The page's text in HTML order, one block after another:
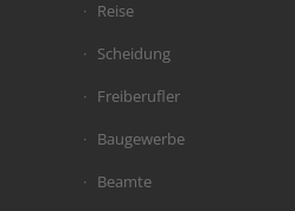
Reise
Scheidung
Freiberufler
Baugewerbe
Beamte